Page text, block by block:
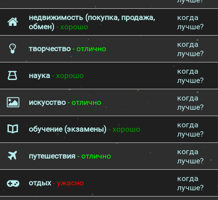
недвижимость (покупка, продажа,
обмен) - хорошо
когда
лучше?
творчество - отлично
когда
лучше?
наука - хорошо
когда
лучше?
искусство - отлично
когда
лучше?
обучение (экзамены) - хорошо
когда
лучше?
путешествия - отлично
когда
лучше?
отдых- ужасно
когда
лучше?